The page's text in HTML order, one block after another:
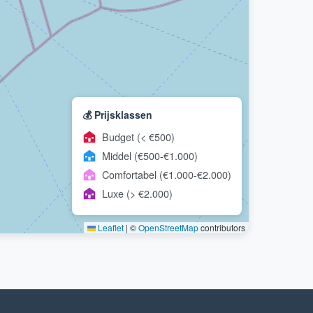
💰 Prijsklassen
Budget (< €500)
Middel (€500-€1.000)
Comfortabel (€1.000-€2.000)
Luxe (> €2.000)
Leaflet | ©OpenStreetMapcontributors